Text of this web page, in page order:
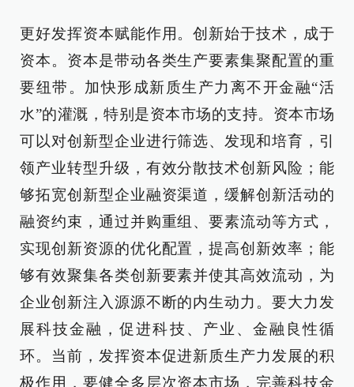
更好发挥资本赋能作用。创新始于技术，成于
资本。资本是带动各类生产要素集聚配置的重
要纽带。加快形成新质生产力离不开金融“活
水”的灌溉，特别是资本市场的支持。资本市场
可以对创新型企业进行筛选、发现和培育，引
领产业转型升级，有效分散技术创新风险；能
够拓宽创新型企业融资渠道，缓解创新活动的
融资约束，通过并购重组、要素流动等方式，
实现创新资源的优化配置，提高创新效率；能
够有效聚集各类创新要素并使其高效流动，为
企业创新注入源源不断的内生动力。要大力发
展科技金融，促进科技、产业、金融良性循
环。当前，发挥资本促进新质生产力发展的积
极作用，要健全多层次资本市场，完善科技金